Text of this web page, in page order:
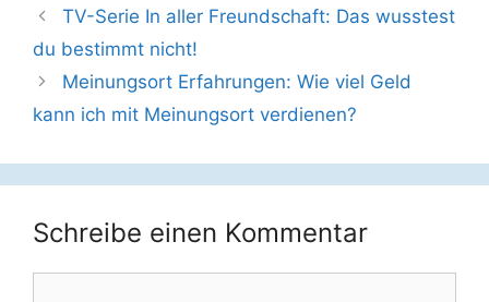
Beitrags-
Navigation
TV-Serie In aller Freundschaft: Das wusstest
du bestimmt nicht!
Meinungsort Erfahrungen: Wie viel Geld
kann ich mit Meinungsort verdienen?
Schreibe einen Kommentar